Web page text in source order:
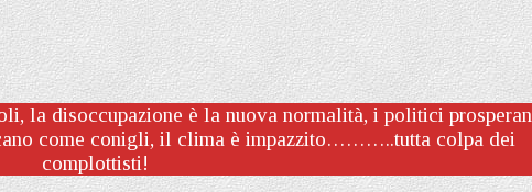
la disoccupazione è la nuova normalità, i politici
come conigli, il clima è impazzito………..tutta colpa dei
complottisti!